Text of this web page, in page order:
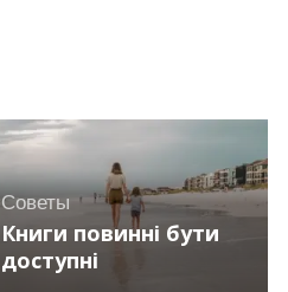
Советы
Книги повинні бути
доступні